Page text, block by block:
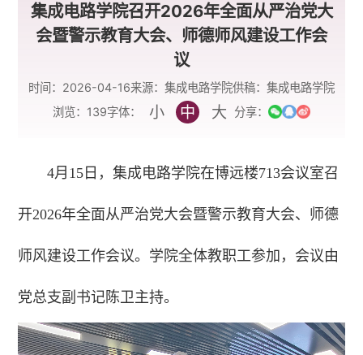
集成电路学院召开2026年全面从严治党大
会暨警示教育大会、师德师风建设工作会
议
时间：2026-04-16来源：集成电路学院供稿：集成电路学院
浏览： 139字体： 小 中 大 分享：
4月15日，集成电路学院在博远楼713会议室召
开2026年全面从严治党大会暨警示教育大会、师德
师风建设工作会议。学院全体教职工参加，会议由
党总支副书记陈卫主持。